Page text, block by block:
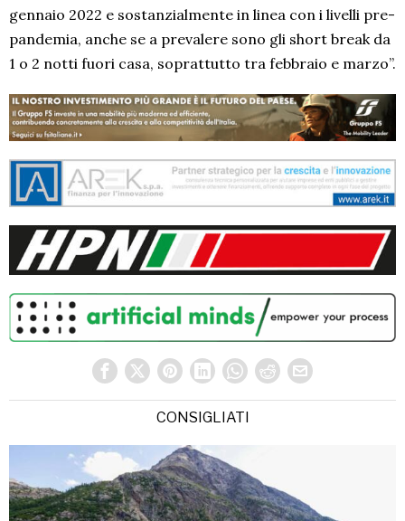
gennaio 2022 e sostanzialmente in linea con i livelli pre-
pandemia, anche se a prevalere sono gli short break da
1 o 2 notti fuori casa, soprattutto tra febbraio e marzo”.
CONSIGLIATI